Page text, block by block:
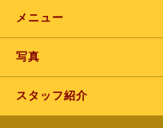
メニュー
写真
スタッフ紹介